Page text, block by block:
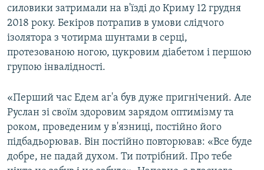
силовики затримали на в'їзді до Криму 12 грудня
2018 року. Бекіров потрапив в умови слідчого
ізолятора з чотирма шунтами в серці,
протезованою ногою, цукровим діабетом і першою
групою інвалідності.
«Перший час Едем аг'а був дуже пригнічений. Але
Руслан зі своїм здоровим зарядом оптимізму та
роком, проведеним у в'язниці, постійно його
підбадьорював. Він постійно повторював: «Все буде
добре, не падай духом. Ти потрібний. Про тебе